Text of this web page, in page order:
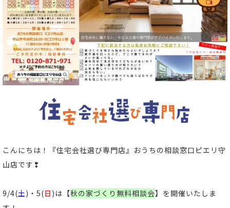
こんにちは！
『住宅会社選び専門店』おうちの相談窓口ピエリ守
山店です ❢
9/4(土)・5(日 )は【秋の家づくり無料相談会】 を開催いたしま